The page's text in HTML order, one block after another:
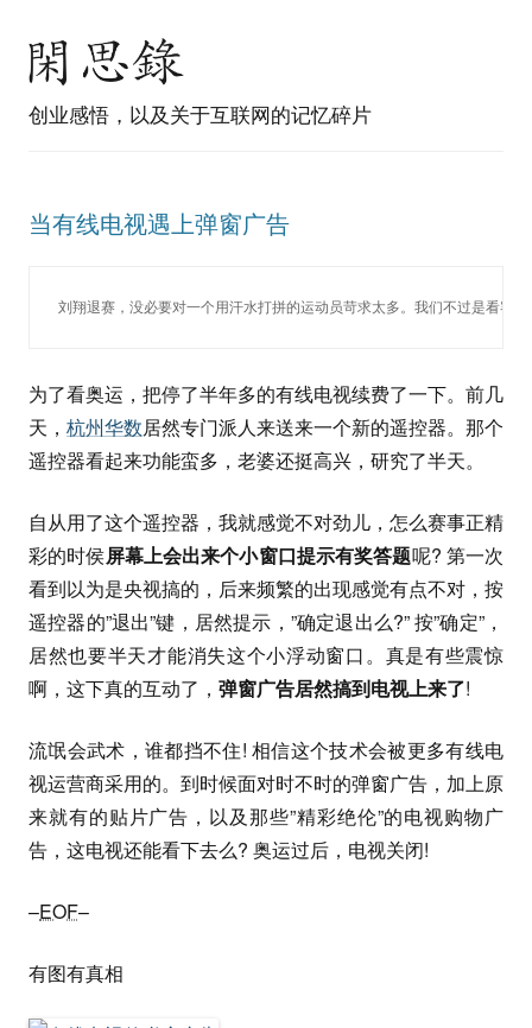
创业感悟，以及关于互联网的记忆碎片
当有线电视遇上弹窗广告
刘翔退赛，没必要对一个用汗水打拼的运动员苛求太多。我们不过是看客。
为了看奥运，把停了半年多的有线电视续费了一下。前几
天， 杭州华数居然专门派人来送来一个新的遥控器。那个
遥控器看起来功能蛮多，老婆还挺高兴，研究了半天。
自从用了这个遥控器，我就感觉不对劲儿，怎么赛事正精
彩的时侯屏幕上会出来个小窗口提示有奖答题呢? 第一次
看到以为是央视搞的，后来频繁的出现感觉有点不对，按
遥控器的”退出”键，居然提示，”确定退出么?” 按”确定”，
居然也要半天才能消失这个小浮动窗口。真是有些震惊
啊，这下真的互动了， 弹窗广告居然搞到电视上来了!
流氓会武术，谁都挡不住! 相信这个技术会被更多有线电
视运营商采用的。到时候面对时不时的弹窗广告，加上原
来就有的贴片广告，以及那些”精彩绝伦”的电视购物广
告，这电视还能看下去么? 奥运过后，电视关闭!
–EOF–
有图有真相